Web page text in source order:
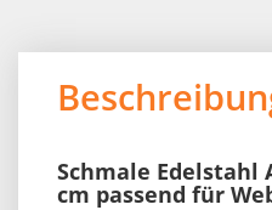
Schmale Edelstahl
cm passend für